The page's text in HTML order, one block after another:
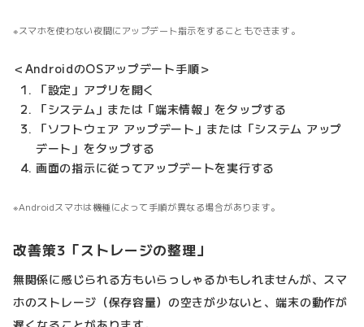
スマホを使わない夜間にアップデート指示をすることもできます。
＜AndroidのOSアップデート手順＞
「設定」アプリを開く
「システム」または「端末情報」をタップする
「ソフトウェア アップデート」または「システム アップ
デート」をタップする
画面の指示に従ってアップデートを実行する
Androidスマホは機種によって手順が異なる場合があります。
改善策3「ストレージの整理」
無関係に感じられる方もいらっしゃるかもしれませんが、スマ
ホのストレージ（保存容量）の空きが少ないと、端末の動作が